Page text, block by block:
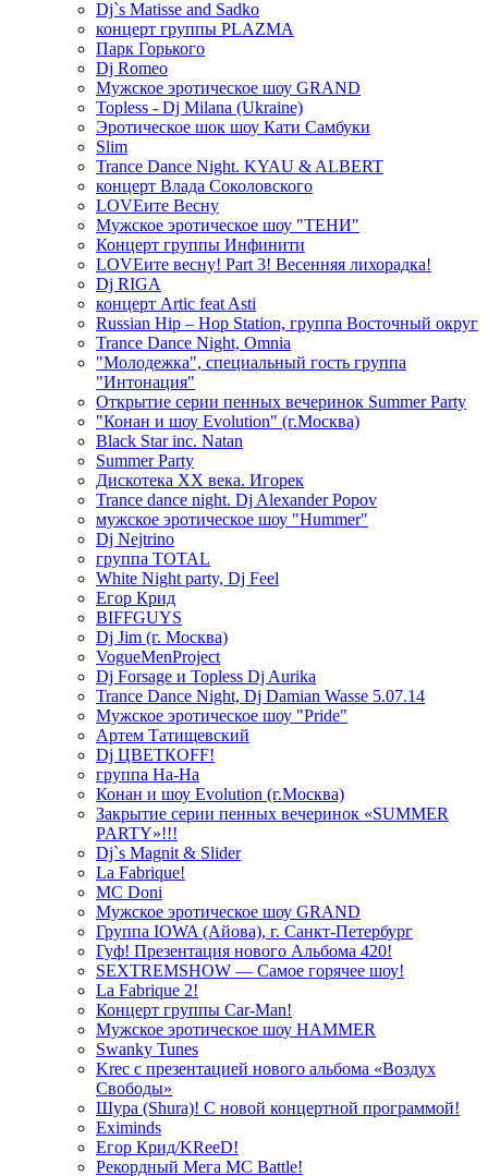
Dj`s Matisse and Sadko
концерт группы PLAZMA
Парк Горького
Dj Romeo
Мужское эротическое шоу GRAND
Topless - Dj Milana (Ukraine)
Эротическое шок шоу Кати Самбуки
Slim
Trance Dance Night. KYAU & ALBERT
концерт Влада Соколовского
LOVEите Весну
Мужское эротическое шоу "ТЕНИ"
Концерт группы Инфинити
LOVEите весну! Part 3! Весенняя лихорадка!
Dj RIGA
концерт Artic feat Asti
Russian Hip – Hop Station, группа Восточный округ
Trance Dance Night, Omnia
"Молодежка", специальный гость группа
"Интонация"
Открытие серии пенных вечеринок Summer Party
"Конан и шоу Evolution" (г.Москва)
Black Star inc. Natan
Summer Party
Дискотека ХХ века. Игорек
Trance dance night. Dj Alexander Popov
мужское эротическое шоу "Hummer"
Dj Nejtrino
группа TOTAL
White Night party, Dj Feel
Егор Крид
BIFFGUYS
Dj Jim (г. Москва)
VogueMenProject
Dj Forsage и Topless Dj Aurika
Trance Dance Night, Dj Damian Wasse 5.07.14
Мужское эротическое шоу "Pride"
Артем Татищевский
Dj ЦВЕТКOFF!
группа На-На
Конан и шоу Evolution (г.Москва)
Закрытие серии пенных вечеринок «SUMMER
PARTY»!!!
Dj`s Magnit & Slider
La Fabrique!
MC Doni
Мужское эротическое шоу GRAND
Группа IOWA (Айова), г. Санкт-Петербург
Гуф! Презентация нового Альбома 420!
SEXTREMSHOW — Самое горячее шоу!
La Fabrique 2!
Концерт группы Car-Man!
Мужское эротическое шоу HAMMER
Swanky Tunes
Krec с презентацией нового альбома «Воздух
Свободы»
Шура (Shura)! С новой концертной программой!
Eximinds
Егор Крид/KReeD!
Рекордный Мега МС Battle!